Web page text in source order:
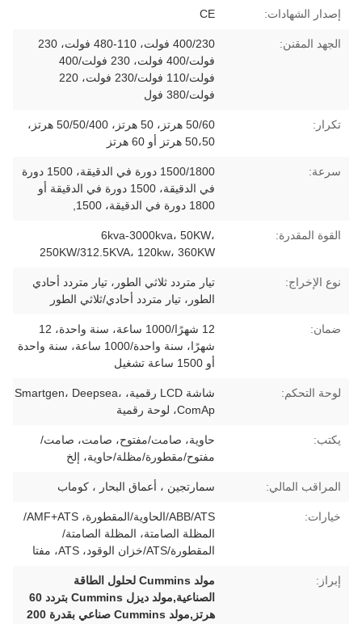
إصدار الشهادات: CE
الجهد المقنن:
400/230 فولت، 110-480 فولت، 230
فولت/400 فولت، 230 فولت/400
فولت/110 فولت/230 فولت، 220
فولت/380 فول
تكرار:
50/60 هرتز، 50 هرتز، 50/50/400 هرتز،
50،50 هرتز أو 60 هرتز
سرعة:
1500/1800 دورة في الدقيقة، 1500 دورة
في الدقيقة، 1500 دورة في الدقيقة أو
1800 دورة في الدقيقة، 1500,
القوة المقدرة:
6kva-3000kva، 50KW،
250KW/312.5KVA، 120kw، 360KW
نوع الإخراج:
تيار متردد ثلاثي الطور، تيار متردد أحادي
الطور، تيار متردد أحادي/ثلاثي الطور
ضمان:
12 شهرًا/1000 ساعة، سنة واحدة، 12
شهرًا، سنة واحدة/1000 ساعة، سنة واحدة
أو 1500 ساعة تشغيل
لوحة التحكم:
شاشة LCD رقمية، Smartgen، Deepsea،
ComAp، لوحة رقمية
يكتب:
حاوية، صامت/مفتوح، صامت، صامت/
مفتوح/مقطورة/مظلة/حاوية، إلخ
المراقب المالي: سمارتجين ، أعماق البحار ، كوماب
خيارات:
ABB/ATS/الحاوية/المقطورة، AMF+ATS/
المظلة الصامتة، المظلة الصامتة/
المقطورة/ATS/خزان الوقود، ATS، مفتا
إبراز:
مولد Cummins لحلول الطاقة
الصناعية,مولد ديزل Cummins بتردد 60
هرتز,مولد Cummins صناعي بقدرة 200